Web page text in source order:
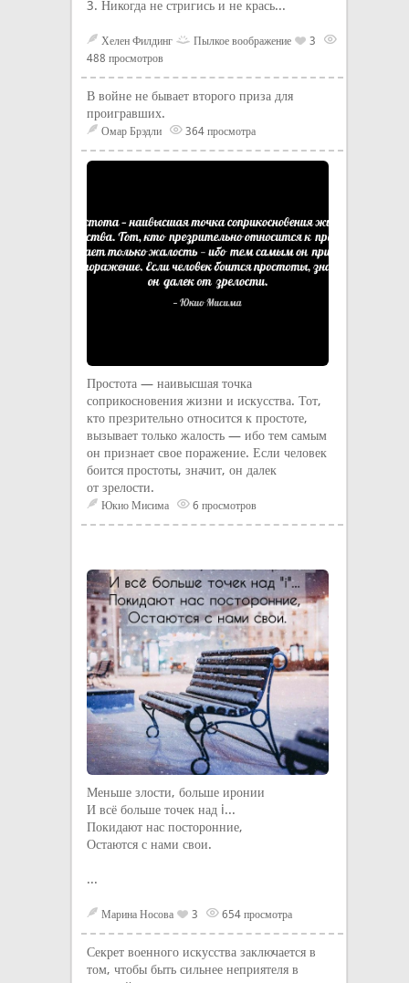
3. Никогда не стригись и не крась...
Хелен Филдинг Пылкое воображение
3
488 просмотров
В войне не бывает второго приза для
проигравших.
Омар Брэдли 364 просмотра
Простота — наивысшая точка
соприкосновения жизни и искусства. Тот,
кто презрительно относится к простоте,
вызывает только жалость — ибо тем самым
он признает свое поражение. Если человек
боится простоты, значит, он далек
от зрелости.
Юкио Мисима 6 просмотров
Меньше злости, больше иронии
И всё больше точек над i...
Покидают нас посторонние,
Остаются с нами свои.
...
Марина Носова 3 654 просмотра
Секрет военного искусства заключается в
том, чтобы быть сильнее неприятеля в